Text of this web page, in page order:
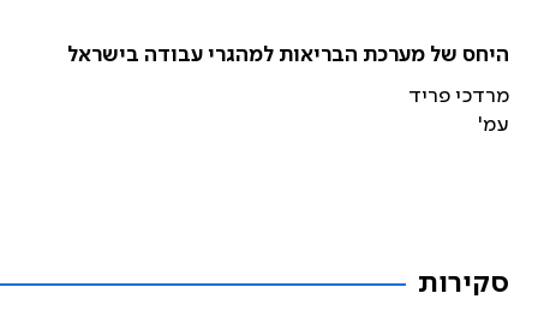
היחס של מערכת הבריאות למהגרי עבודה בישראל
מרדכי פריד
עמ'
סקירות